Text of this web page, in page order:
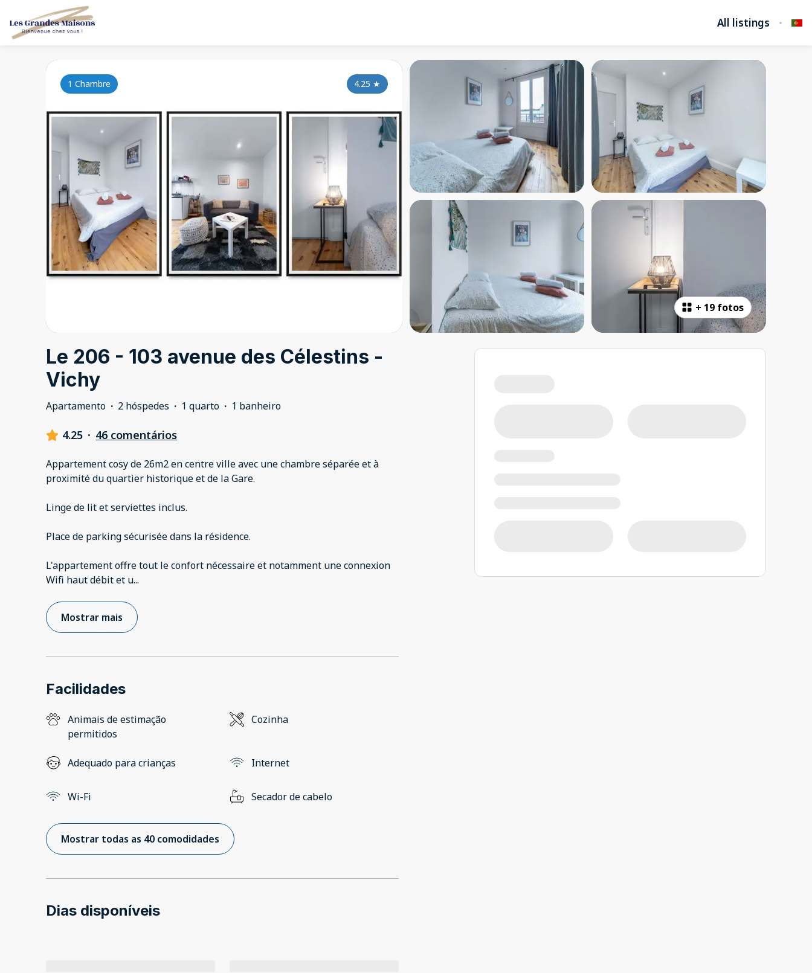
All listings
+ 19 fotos
4.25 ★
1 Chambre
Le 206 - 103 avenue des Célestins -
Vichy
Apartamento · 2 hóspedes · 1 quarto · 1 banheiro
4.25 · 46 comentários
Appartement cosy de 26m2 en centre ville avec une chambre séparée et à
proximité du quartier historique et de la Gare.
Linge de lit et serviettes inclus.
Place de parking sécurisée dans la résidence.
L'appartement offre tout le confort nécessaire et notamment une connexion
Wifi haut débit et u...
Mostrar mais
Facilidades
Animais de estimação
permitidos
Cozinha
Adequado para crianças Internet
Wi-Fi Secador de cabelo
Mostrar todas as 40 comodidades
Dias disponíveis